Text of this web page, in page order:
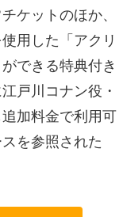
ケットのほか、
用した「アクリ
できる特典付き
戸川コナン役・
加料金で利用可
を参照された